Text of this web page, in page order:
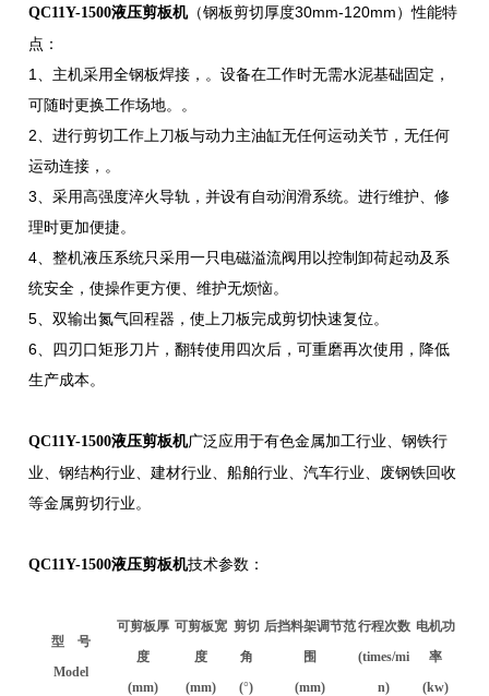
QC11Y-1500液压剪板机（钢板剪切厚度30mm-120mm）性能特
点：
1、主机采用全钢板焊接，。设备在工作时无需水泥基础固定，
可随时更换工作场地。。
2、进行剪切工作上刀板与动力主油缸无任何运动关节，无任何
运动连接，。
3、采用高强度淬火导轨，并设有自动润滑系统。进行维护、修
理时更加便捷。
4、整机液压系统只采用一只电磁溢流阀用以控制卸荷起动及系
统安全，使操作更方便、维护无烦恼。
5、双输出氮气回程器，使上刀板完成剪切快速复位。
6、四刃口矩形刀片，翻转使用四次后，可重磨再次使用，降低
生产成本。
QC11Y-1500液压剪板机广泛应用于有色金属加工行业、钢铁行
业、钢结构行业、建材行业、船舶行业、汽车行业、废钢铁回收
等金属剪切行业。
QC11Y-1500液压剪板机技术参数：
型 号
Model
可剪板厚
度
(mm)
可剪板宽
度
(mm)
剪切
角
(°)
后挡料架调节范
围
(mm)
行程次数
(times/mi
n)
电机功
率
(kw)